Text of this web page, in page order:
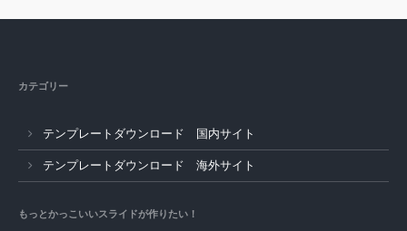
カテゴリー
テンプレートダウンロード 国内サイト
テンプレートダウンロード 海外サイト
もっとかっこいいスライドが作りたい！